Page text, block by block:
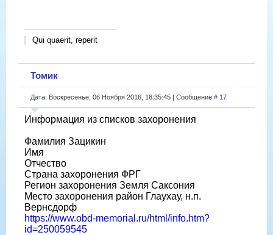
Qui quaerit, reperit
Томик
Дата: Воскресенье, 06 Ноября 2016, 18:35:45 | Сообщение # 17
Информация из списков захоронения
Фамилия Зацикин
Имя
Отчество
Страна захоронения ФРГ
Регион захоронения Земля Саксония
Место захоронения район Глаухау, н.п.
Вернсдорф
https://www.obd-memorial.ru/html/info.htm?
id=250059545